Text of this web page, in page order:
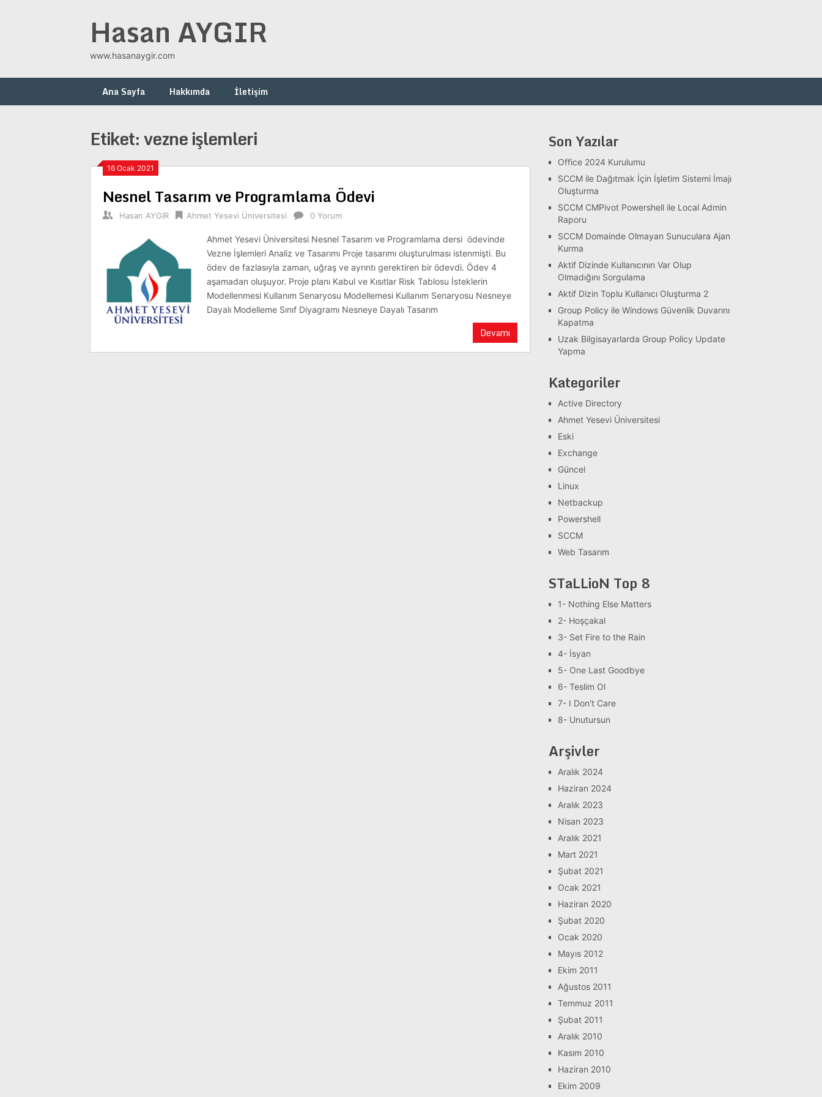
Hasan AYGIR
www.hasanaygir.com
Ana Sayfa Hakkımda İletişim
Etiket:vezne işlemleri
16 Ocak 2021
Nesnel Tasarım ve Programlama Ödevi
Hasan AYGIR Ahmet Yesevi Üniversitesi 0 Yorum
Ahmet Yesevi Üniversitesi Nesnel Tasarım ve Programlama dersi ödevinde
Vezne İşlemleri Analiz ve Tasarımı Proje tasarımı oluşturulması istenmişti. Bu
ödev de fazlasıyla zaman, uğraş ve ayrıntı gerektiren bir ödevdi. Ödev 4
aşamadan oluşuyor. Proje planı Kabul ve Kısıtlar Risk Tablosu İsteklerin
Modellenmesi Kullanım Senaryosu Modellemesi Kullanım Senaryosu Nesneye
Dayalı Modelleme Sınıf Diyagramı Nesneye Dayalı Tasarım
Devamı
Son Yazılar
Office 2024 Kurulumu
SCCM ile Dağıtmak İçin İşletim Sistemi İmajı
Oluşturma
SCCM CMPivot Powershell ile Local Admin
Raporu
SCCM Domainde Olmayan Sunuculara Ajan
Kurma
Aktif Dizinde Kullanıcının Var Olup
Olmadığını Sorgulama
Aktif Dizin Toplu Kullanıcı Oluşturma 2
Group Policy ile Windows Güvenlik Duvarını
Kapatma
Uzak Bilgisayarlarda Group Policy Update
Yapma
Kategoriler
Active Directory
Ahmet Yesevi Üniversitesi
Eski
Exchange
Güncel
Linux
Netbackup
Powershell
SCCM
Web Tasarım
STaLLioN Top 8
1- Nothing Else Matters
2- Hoşçakal
3- Set Fire to the Rain
4- İsyan
5- One Last Goodbye
6- Teslim Ol
7- I Don't Care
8- Unutursun
Arşivler
Aralık 2024
Haziran 2024
Aralık 2023
Nisan 2023
Aralık 2021
Mart 2021
Şubat 2021
Ocak 2021
Haziran 2020
Şubat 2020
Ocak 2020
Mayıs 2012
Ekim 2011
Ağustos 2011
Temmuz 2011
Şubat 2011
Aralık 2010
Kasım 2010
Haziran 2010
Ekim 2009